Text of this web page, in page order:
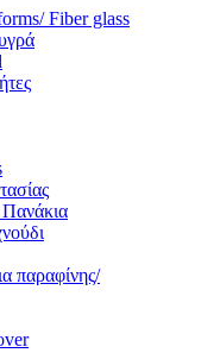
Fiber glass
Πανάκια
παραφίνης/